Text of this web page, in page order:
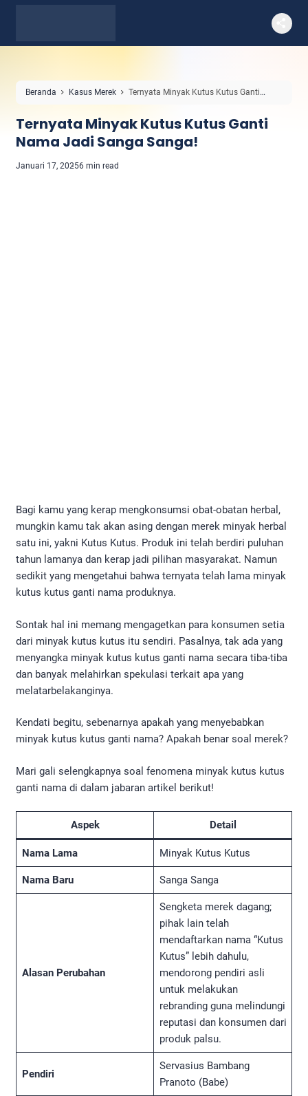
Beranda Kasus Merek
Ternyata Minyak Kutus Kutus Ganti
Ternyata Minyak Kutus Kutus Ganti
Nama Jadi Sanga Sanga!
Januari 17, 20256 min read
Bagi kamu yang kerap mengkonsumsi obat-obatan herbal,
mungkin kamu tak akan asing dengan merek minyak herbal
satu ini, yakni Kutus Kutus. Produk ini telah berdiri puluhan
tahun lamanya dan kerap jadi pilihan masyarakat. Namun
sedikit yang mengetahui bahwa ternyata telah lama minyak
kutus kutus ganti nama produknya.
Sontak hal ini memang mengagetkan para konsumen setia
dari minyak kutus kutus itu sendiri. Pasalnya, tak ada yang
menyangka minyak kutus kutus ganti nama secara tiba-tiba
dan banyak melahirkan spekulasi terkait apa yang
melatarbelakanginya.
Kendati begitu, sebenarnya apakah yang menyebabkan
minyak kutus kutus ganti nama? Apakah benar soal merek?
Mari gali selengkapnya soal fenomena minyak kutus kutus
ganti nama di dalam jabaran artikel berikut!
Aspek Detail
Nama Lama Minyak Kutus Kutus
Nama Baru Sanga Sanga
Alasan Perubahan
Sengketa merek dagang;
pihak lain telah
mendaftarkan nama “Kutus
Kutus” lebih dahulu,
mendorong pendiri asli
untuk melakukan
rebranding guna melindungi
reputasi dan konsumen dari
produk palsu.
Pendiri
Servasius Bambang
Pranoto (Babe)